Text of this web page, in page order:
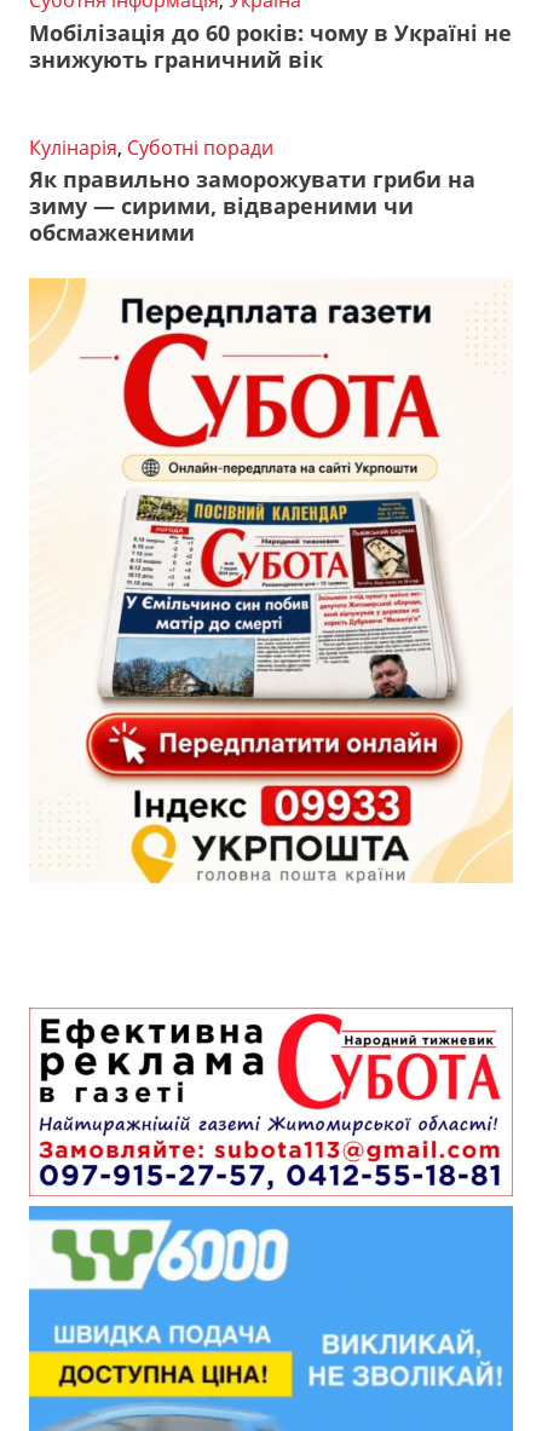
Мобілізація до 60 років: чому в Україні не
знижують граничний вік
Кулінарія, Суботні поради
Як правильно заморожувати гриби на
зиму — сирими, відвареними чи
обсмаженими